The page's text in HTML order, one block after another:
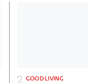
GOOD LIVING